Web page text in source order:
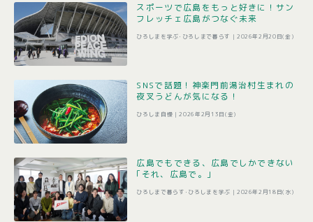
スポーツで広島をもっと好きに！サン
フレッチェ広島がつなぐ未来
ひろしまを学ぶ･ひろしまで暮らす | 2026年2月20日(金)
SNSで話題！神楽門前湯治村生まれの
夜叉うどんが気になる！
ひろしま自慢 |2026年2月13日(金)
広島でもできる、広島でしかできない
｢それ、広島で。｣
ひろしまで暮らす･ひろしまを学ぶ | 2026年2月18日(水)